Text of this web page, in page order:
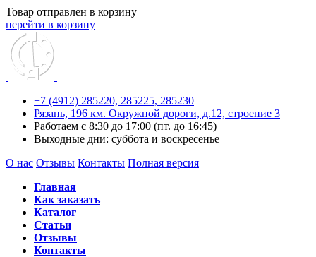
Товар отправлен в корзину
перейти в корзину
+7 (4912) 285220, 285225, 285230
Рязань, 196 км. Окружной дороги, д.12, строение 3
Работаем с 8:30 до 17:00 (пт. до 16:45)
Выходные дни: суббота и воскресенье
О нас Отзывы Контакты Полная версия
Главная
Как заказать
Каталог
Статьи
Отзывы
Контакты